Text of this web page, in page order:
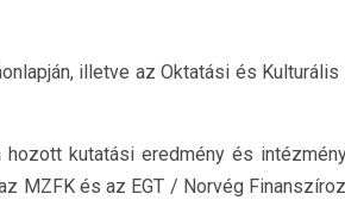
illetve az Oktatási és
kutatási eredmény és
MZFK és az EGT / Norvég